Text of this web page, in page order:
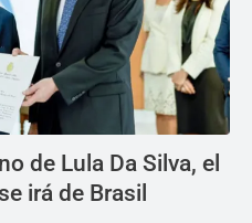
de Lula Da Silva, el
irá de Brasil